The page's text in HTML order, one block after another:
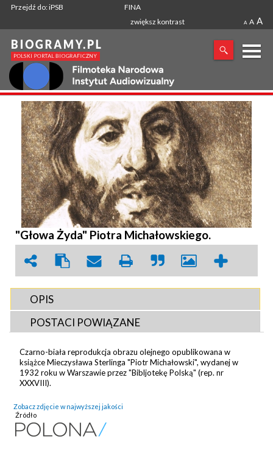
Przejdź do: iPSB
FINA
zwiększ kontrast
A A A
X
SZUKANA FRAZA
"Głowa Żyda" Piotra Michałowskiego.
OPIS
POSTACI POWIĄZANE
Czarno-biała reprodukcja obrazu olejnego opublikowana w
książce Mieczysława Sterlinga "Piotr Michałowski", wydanej w
1932 roku w Warszawie przez "Bibljotekę Polską" (rep. nr
XXXVIII).
Zobacz zdjęcie w najwyższej jakości
Źródło